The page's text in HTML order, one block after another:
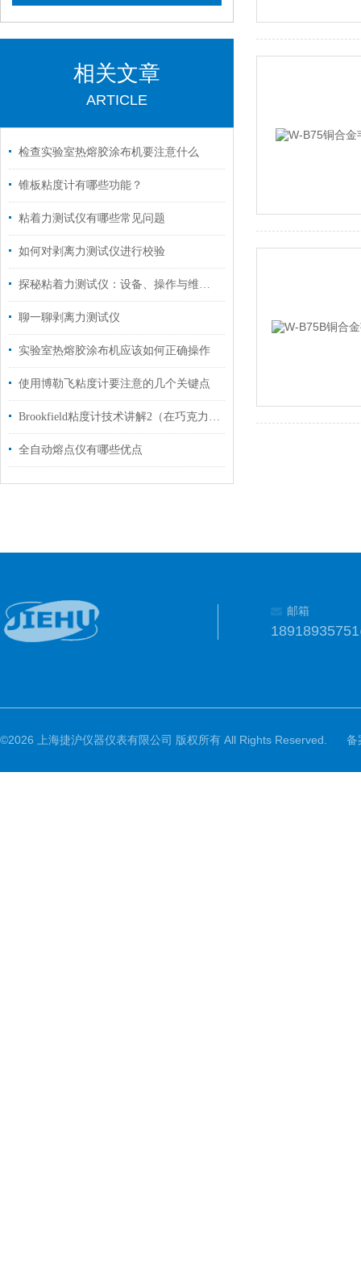
相关文章
ARTICLE
检查实验室热熔胶涂布机要注意什么
锥板粘度计有哪些功能？
粘着力测试仪有哪些常见问题
如何对剥离力测试仪进行校验
探秘粘着力测试仪：设备、操作与维护全解析
聊一聊剥离力测试仪
实验室热熔胶涂布机应该如何正确操作
使用博勒飞粘度计要注意的几个关键点
Brookfield粘度计技术讲解2（在巧克力上的应用）
全自动熔点仪有哪些优点
邮箱
©2026 上海捷沪仪器仪表有限公司 版权所有 All Rights Reserved. 备